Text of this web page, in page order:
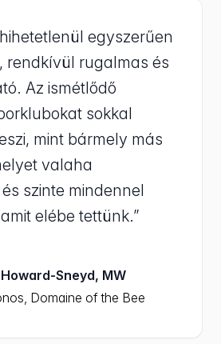
egyszerűen
rendkívül rugalmas és
Az ismétlődő
sokkal
mint bármely más
valaha
szinte mindennel
elébe tettünk.”
Sneyd, MW
Domaine of the Bee